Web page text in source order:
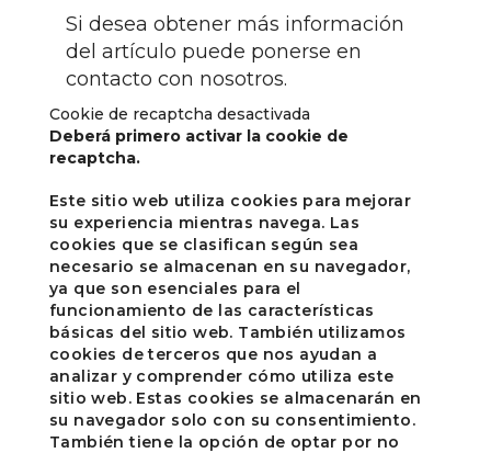
Si desea obtener más información
del artículo puede ponerse en
contacto con nosotros.
Cookie de recaptcha desactivada
Deberá primero activar la cookie de
recaptcha.
Este sitio web utiliza cookies para mejorar
su experiencia mientras navega. Las
cookies que se clasifican según sea
necesario se almacenan en su navegador,
ya que son esenciales para el
funcionamiento de las características
básicas del sitio web. También utilizamos
cookies de terceros que nos ayudan a
analizar y comprender cómo utiliza este
sitio web. Estas cookies se almacenarán en
su navegador solo con su consentimiento.
También tiene la opción de optar por no